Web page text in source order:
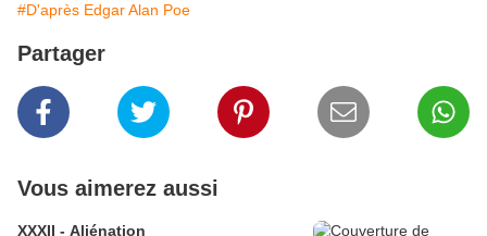
#D'après Edgar Alan Poe
Partager
Vous aimerez aussi
XXXII - Aliénation